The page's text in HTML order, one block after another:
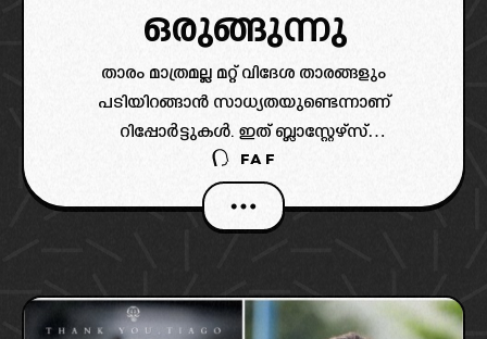
ഒരുങ്ങുന്നു
താരം മാത്രമല്ല മറ്റ് വിദേശ താരങ്ങളും
പടിയിറങ്ങാൻ സാധ്യതയുണ്ടെന്നാണ്
റിപ്പോർട്ടുകൾ. ഇത് ബ്ലാസ്റ്റേഴ്‌സ്
ആരാധകർക്കിടയിൽ വലിയ ചർച്ചകൾക്ക് വഴി
വെച്ചിട്ടുണ്ട്.
FAF